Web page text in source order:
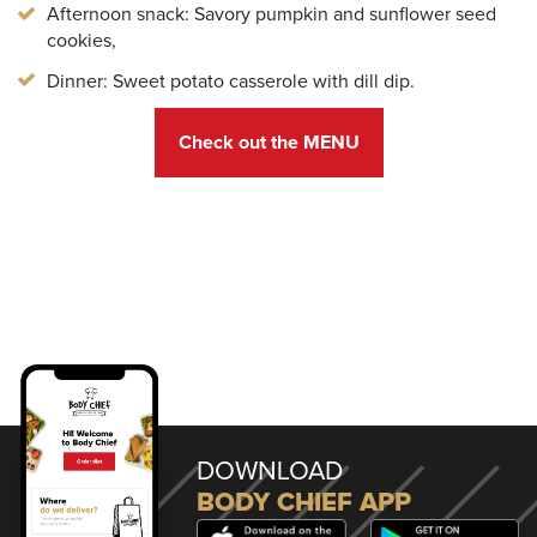
Afternoon snack: Savory pumpkin and sunflower seed
cookies,
Dinner: Sweet potato casserole with dill dip.
Check out the MENU
DOWNLOAD
BODY CHIEF APP